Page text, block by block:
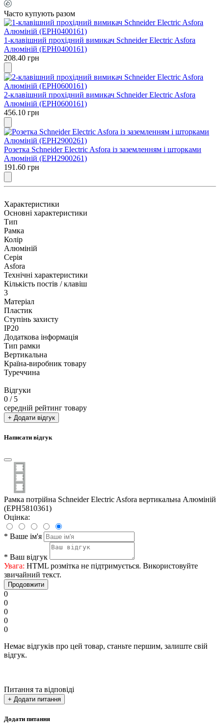
Часто купують разом
1-клавішний прохідний вимикач Schneider Electric Asfora
Алюміній (EPH0400161)
208.40 грн
2-клавішний прохідний вимикач Schneider Electric Asfora
Алюміній (EPH0600161)
456.10 грн
Розетка Schneider Electric Asfora із заземленням і шторками
Алюміній (EPH2900261)
191.60 грн
Характеристики
Основні характеристики
Тип
Рамка
Колір
Алюміній
Серія
Asfora
Технічні характеристики
Кількість постів / клавіш
3
Матеріал
Пластик
Ступінь захисту
IP20
Додаткова інформація
Тип рамки
Вертикальна
Країна-виробник товару
Туреччина
Відгуки
0 / 5
середній рейтинг товару
+ Додати відгук
Написати відгук
Рамка потрійна Schneider Electric Asfora вертикальна Алюміній
(EPH5810361)
Оцінка:
* Ваше ім'я
* Ваш відгук
Увага: HTML розмітка не підтримується. Використовуйте
звичайний текст.
Продовжити
0
0
0
0
0
Немає відгуків про цей товар, станьте першим, залиште свій
відгук.
Питання та відповіді
+ Додати питання
Додати питання